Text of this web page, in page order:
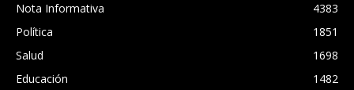
Nota Informativa
4383
Política
1851
Salud
1698
Educación
1482